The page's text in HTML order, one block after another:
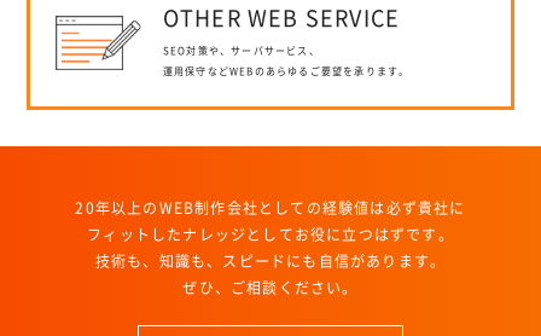
OTHER WEB SERVICE
SEO対策や、サーバサービス、
運用保守などWEBのあらゆるご要望を承ります。
20年以上のWEB制作会社としての経験値は必ず貴社に
フィットしたナレッジとしてお役に立つはずです。
技術も、知識も、スピードにも自信があります。
ぜひ、ご相談ください。